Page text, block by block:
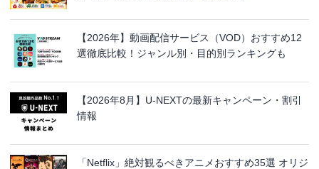
【2026年】動画配信サービス（VOD）おすすめ12
選徹底比較！ジャンル別・目的別ランキングも
【2026年8月】U-NEXTの最新キャンペーン・割引
情報
「Netflix」絶対観るべきアニメおすすめ35選 オリジ